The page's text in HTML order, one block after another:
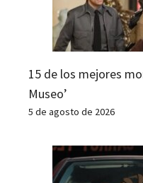
15 de los mejores
Museo’
5 de agosto de 2026